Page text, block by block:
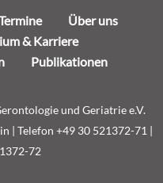
Über uns
& Karriere
Publikationen
und Geriatrie e.V.
| Telefon +49 30 521372-71 |
72